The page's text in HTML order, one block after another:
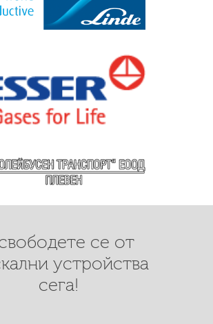
се от
устройства
сега!